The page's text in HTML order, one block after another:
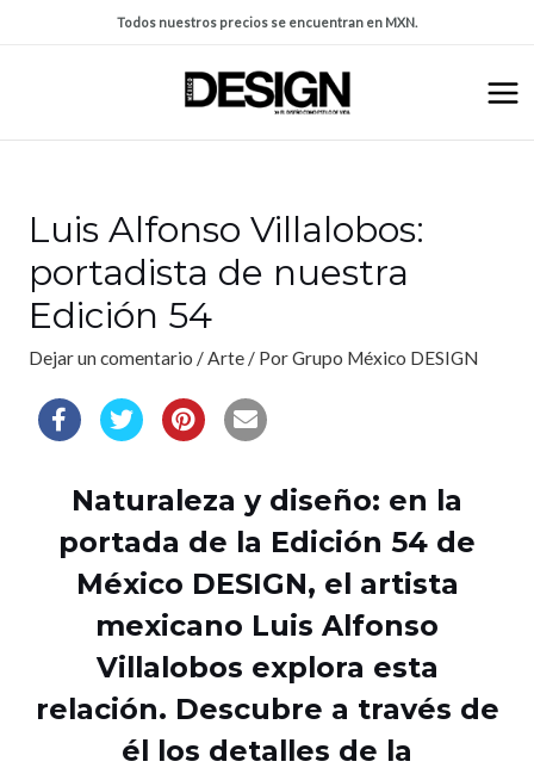
Todos nuestros precios se encuentran en MXN.
Luis Alfonso Villalobos:
portadista de nuestra
Edición 54
Dejar un comentario /Arte/ PorGrupo México DESIGN
Naturaleza y diseño: en la
portada de la Edición 54 de
México DESIGN, el artista
mexicano Luis Alfonso
Villalobos explora esta
relación. Descubre a través de
él los detalles de la